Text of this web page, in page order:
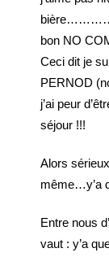
bon NO
Ceci dit je
PERNOD
j’ai peur
séjour !!!
Alors
même…y’a
Entre nous
vaut : y’a